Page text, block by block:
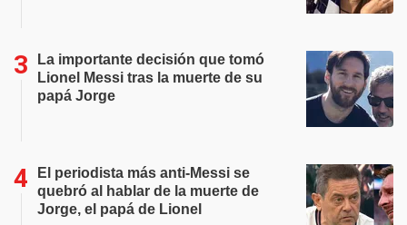
La importante decisión que tomó
Lionel Messi tras la muerte de su
papá Jorge
El periodista más anti-Messi se
quebró al hablar de la muerte de
Jorge, el papá de Lionel